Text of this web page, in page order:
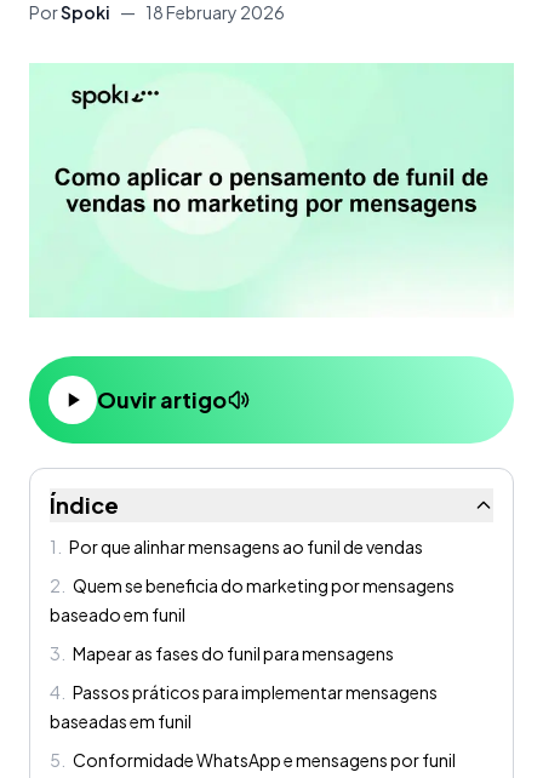
PorSpoki — 18 February 2026
Ouvir artigo
Índice
1
Por que alinhar mensagens ao funil de vendas
2
Quem se beneficia do marketing por mensagens
baseado em funil
3
Mapear as fases do funil para mensagens
4
Passos práticos para implementar mensagens
baseadas em funil
5
Conformidade WhatsApp e mensagens por funil